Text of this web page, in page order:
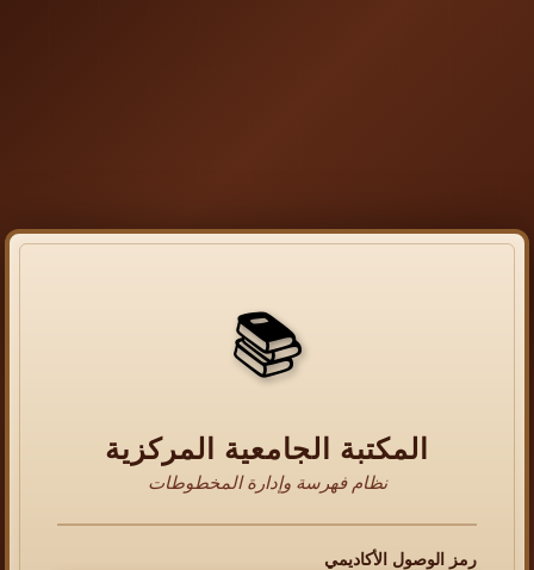
📚
المكتبة الجامعية المركزية
نظام فهرسة وإدارة المخطوطات
رمز الوصول الأكاديمي